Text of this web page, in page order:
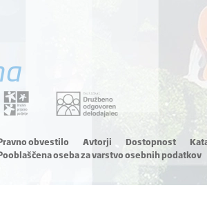
obvestilo Avtorji Dostopnost
oseba za varstvo osebnih podatkov